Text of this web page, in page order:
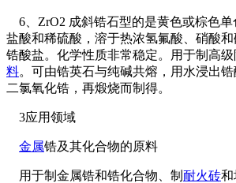
6、ZrO2 成斜锆石型的是黄色或棕色单
盐酸和稀硫酸，溶于热浓氢氟酸、硝酸
锆酸盐。化学性质非常稳定。用于制高级
料。可由锆英石与纯碱共熔，用水浸出锆
二氯氧化锆，再煅烧而制得。
3应用领域
金属锆及其化合物的原料
用于制金属锆和锆化合物、制 耐火砖和